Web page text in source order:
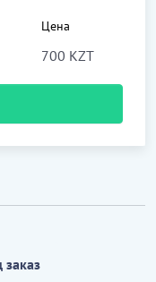
Цена
700 KZT
заказ